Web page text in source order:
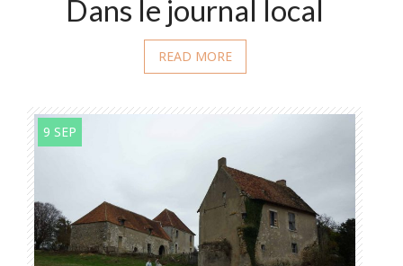
Dans le journal local
READ MORE
9 SEP